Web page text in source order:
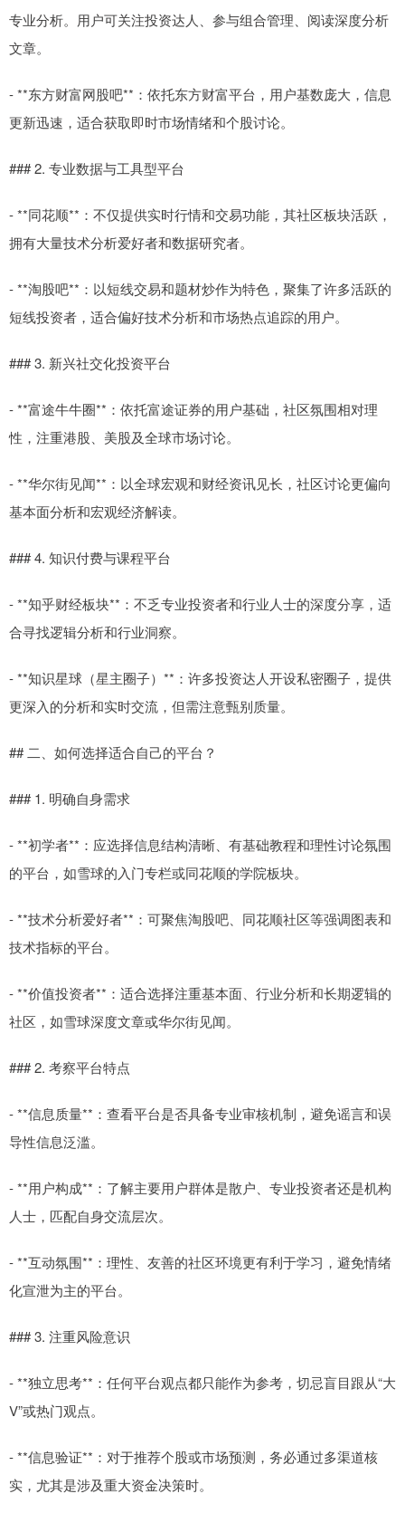
专业分析。用户可关注投资达人、参与组合管理、阅读深度分析
文章。
- **东方财富网股吧**：依托东方财富平台，用户基数庞大，信息
更新迅速，适合获取即时市场情绪和个股讨论。
### 2. 专业数据与工具型平台
- **同花顺**：不仅提供实时行情和交易功能，其社区板块活跃，
拥有大量技术分析爱好者和数据研究者。
- **淘股吧**：以短线交易和题材炒作为特色，聚集了许多活跃的
短线投资者，适合偏好技术分析和市场热点追踪的用户。
### 3. 新兴社交化投资平台
- **富途牛牛圈**：依托富途证券的用户基础，社区氛围相对理
性，注重港股、美股及全球市场讨论。
- **华尔街见闻**：以全球宏观和财经资讯见长，社区讨论更偏向
基本面分析和宏观经济解读。
### 4. 知识付费与课程平台
- **知乎财经板块**：不乏专业投资者和行业人士的深度分享，适
合寻找逻辑分析和行业洞察。
- **知识星球（星主圈子）**：许多投资达人开设私密圈子，提供
更深入的分析和实时交流，但需注意甄别质量。
## 二、如何选择适合自己的平台？
### 1. 明确自身需求
- **初学者**：应选择信息结构清晰、有基础教程和理性讨论氛围
的平台，如雪球的入门专栏或同花顺的学院板块。
- **技术分析爱好者**：可聚焦淘股吧、同花顺社区等强调图表和
技术指标的平台。
- **价值投资者**：适合选择注重基本面、行业分析和长期逻辑的
社区，如雪球深度文章或华尔街见闻。
### 2. 考察平台特点
- **信息质量**：查看平台是否具备专业审核机制，避免谣言和误
导性信息泛滥。
- **用户构成**：了解主要用户群体是散户、专业投资者还是机构
人士，匹配自身交流层次。
- **互动氛围**：理性、友善的社区环境更有利于学习，避免情绪
化宣泄为主的平台。
### 3. 注重风险意识
- **独立思考**：任何平台观点都只能作为参考，切忌盲目跟从“大
V”或热门观点。
- **信息验证**：对于推荐个股或市场预测，务必通过多渠道核
实，尤其是涉及重大资金决策时。